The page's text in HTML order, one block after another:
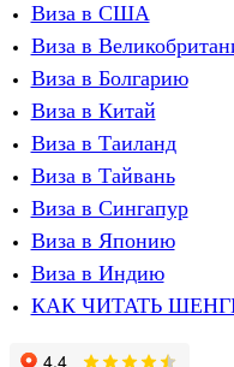
Виза в США
Виза в
Виза в Болгарию
Виза в Китай
Виза в Таиланд
Виза в Тайвань
Виза в Сингапур
Виза в Японию
Виза в Индию
КАК ЧИТАТЬ